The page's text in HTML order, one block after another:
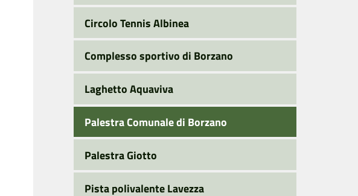
Circolo Tennis Albinea
Complesso sportivo di Borzano
Laghetto Aquaviva
Palestra Comunale di Borzano
Palestra Giotto
Pista polivalente Lavezza